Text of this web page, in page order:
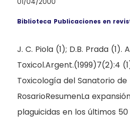
Biblioteca Publicaciones en
J. C. Piola (1); D.B. Prada (1).
Toxicol.Argent.(1999)7(2):4
Toxicología del Sanatorio de
RosarioResumenLa
plaguicidas en los últimos